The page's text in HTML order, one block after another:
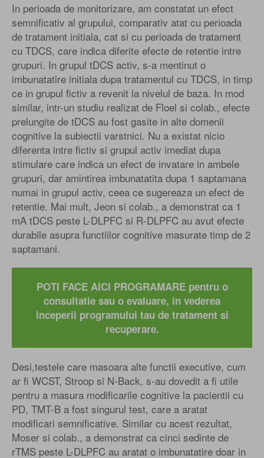
In perioada de monitorizare, am constatat un efect
semnificativ al grupului, comparativ atat cu perioada
de tratament initiala, cat si cu perioada de tratament
cu TDCS, care indica diferite efecte de retentie intre
grupuri. In grupul tDCS activ, s-a mentinut o
imbunatatire initiala dupa tratamentul cu TDCS, in timp
ce in grupul fictiv a revenit la nivelul de baza. In mod
similar, intr-un studiu realizat de Floel si colab., efecte
prelungite de tDCS au fost gasite in alte domenii
cognitive la subiectii varstnici. Nu a existat nicio
diferenta intre fictiv si grupul activ imediat dupa
stimulare care indica un efect de invatare in ambele
grupuri, dar amintirea imbunatatita dupa 1 saptamana
numai in grupul activ, ceea ce sugereaza un efect de
retentie. Mai mult, Jeon si colab., a demonstrat ca 1
mA tDCS peste L-DLPFC si R-DLPFC au avut efecte
durabile asupra functiilor cognitive masurate timp de 2
saptamani.
POTI FACE AICI PROGRAMARE pentru o
consultatie sau o evaluare, in vederea
inceperii programului tau de tratament si
recuperare.
Desi,testele care masoara alte functii executive, cum
ar fi WCST, Stroop si N-Back, s-au dovedit a fi utile
pentru a masura modificarile cognitive la pacientii cu
PD, TMT-B a fost singurul test, care a aratat
modificari semnificative. Similar cu acest rezultat,
Moser si colab., a demonstrat ca cinci sedinte de
rTMS peste L-DLPFC au aratat o imbunatatire doar in